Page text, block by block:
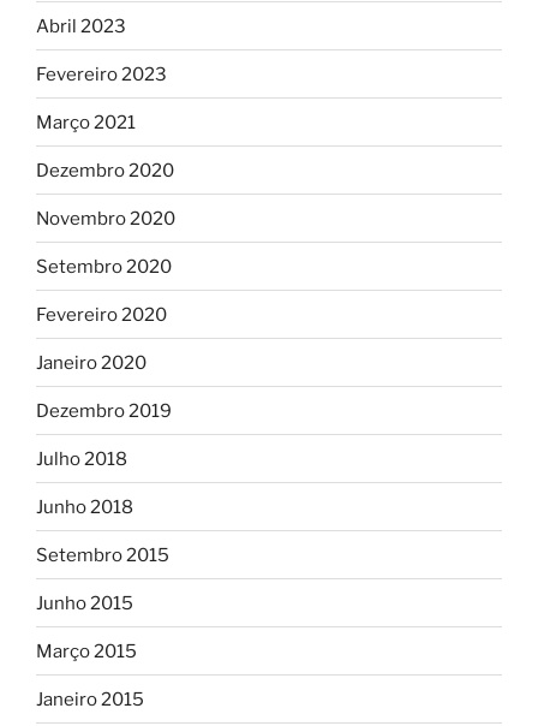
Abril 2023
Fevereiro 2023
Março 2021
Dezembro 2020
Novembro 2020
Setembro 2020
Fevereiro 2020
Janeiro 2020
Dezembro 2019
Julho 2018
Junho 2018
Setembro 2015
Junho 2015
Março 2015
Janeiro 2015